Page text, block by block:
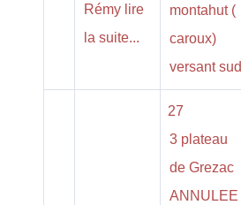
Rémy lire
la suite...
montahut (
caroux)
versant sud
27
3 plateau
de Grezac
ANNULEE